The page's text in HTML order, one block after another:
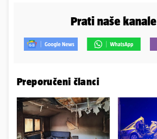
Prati naše kanale
Preporučeni članci